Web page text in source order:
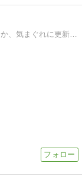
ありきたりな私です。音楽・漫画についてとか、気まぐれに更新中。